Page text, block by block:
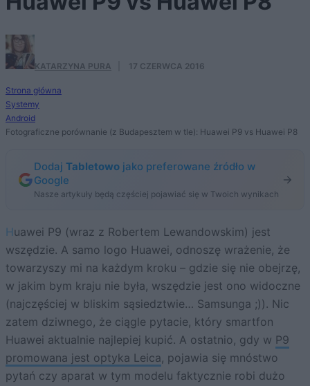
KATARZYNA PURA 17 CZERWCA 2016
Strona główna
Systemy
Android
Fotograficzne porównanie (z Budapesztem w tle): Huawei P9 vs Huawei P8
Dodaj Tabletowo jako preferowane źródło w
Google
Nasze artykuły będą częściej pojawiać się w Twoich wynikach
Huawei P9 (wraz z Robertem Lewandowskim) jest
wszędzie. A samo logo Huawei, odnoszę wrażenie, że
towarzyszy mi na każdym kroku – gdzie się nie obejrzę,
w jakim bym kraju nie była, wszędzie jest ono widoczne
(najczęściej w bliskim sąsiedztwie… Samsunga ;)). Nic
zatem dziwnego, że ciągle pytacie, który smartfon
Huawei aktualnie najlepiej kupić. A ostatnio, gdy w P9
promowana jest optyka Leica, pojawia się mnóstwo
pytań czy aparat w tym modelu faktycznie robi dużo